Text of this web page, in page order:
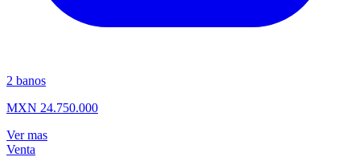
2 banos
MXN 24.750.000
Ver mas
Venta